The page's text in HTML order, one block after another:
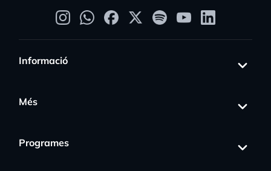
Informació
Més
Programes